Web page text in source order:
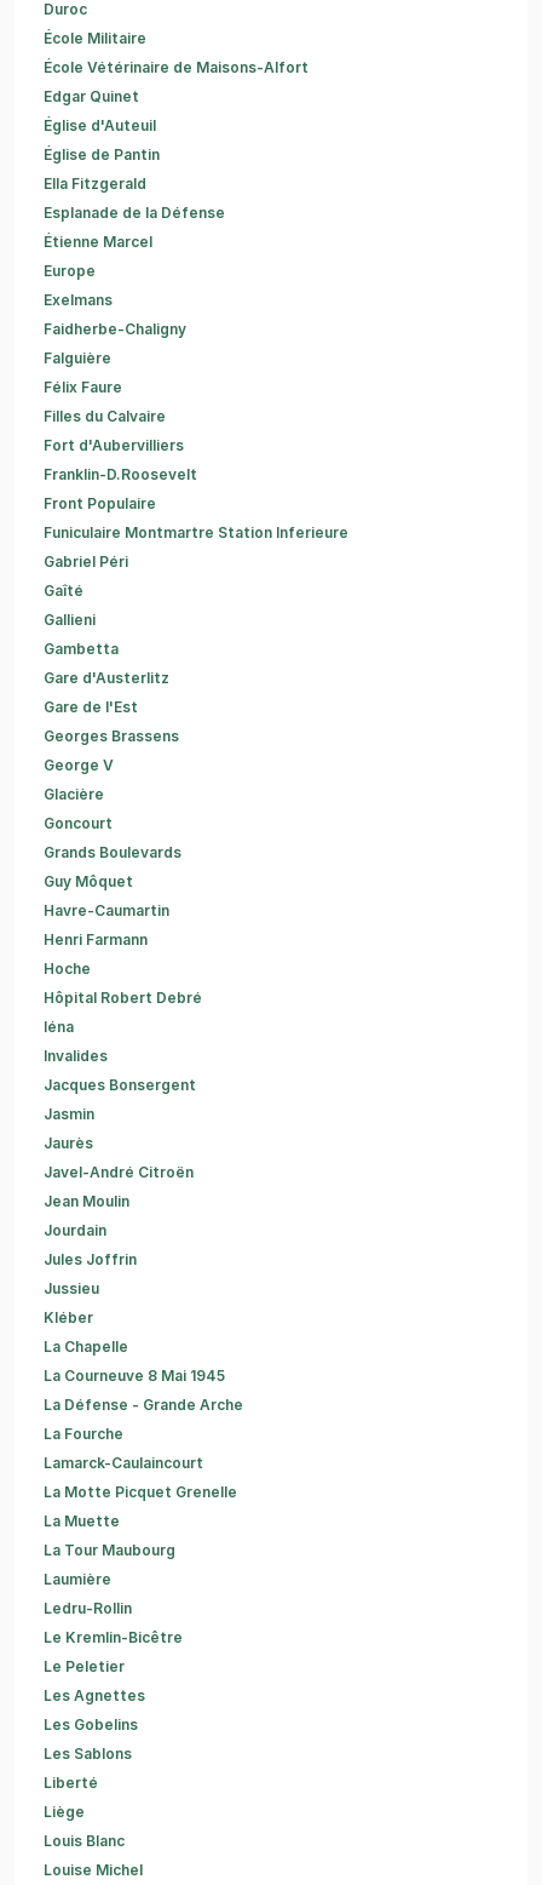
Duroc
École Militaire
École Vétérinaire de Maisons-Alfort
Edgar Quinet
Église d'Auteuil
Église de Pantin
Ella Fitzgerald
Esplanade de la Défense
Étienne Marcel
Europe
Exelmans
Faidherbe-Chaligny
Falguière
Félix Faure
Filles du Calvaire
Fort d'Aubervilliers
Franklin-D.Roosevelt
Front Populaire
Funiculaire Montmartre Station Inferieure
Gabriel Péri
Gaîté
Gallieni
Gambetta
Gare d'Austerlitz
Gare de l'Est
Georges Brassens
George V
Glacière
Goncourt
Grands Boulevards
Guy Môquet
Havre-Caumartin
Henri Farmann
Hoche
Hôpital Robert Debré
Iéna
Invalides
Jacques Bonsergent
Jasmin
Jaurès
Javel-André Citroën
Jean Moulin
Jourdain
Jules Joffrin
Jussieu
Kléber
La Chapelle
La Courneuve 8 Mai 1945
La Défense - Grande Arche
La Fourche
Lamarck-Caulaincourt
La Motte Picquet Grenelle
La Muette
La Tour Maubourg
Laumière
Ledru-Rollin
Le Kremlin-Bicêtre
Le Peletier
Les Agnettes
Les Gobelins
Les Sablons
Liberté
Liège
Louis Blanc
Louise Michel